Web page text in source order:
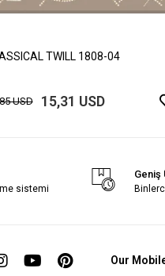
TWILL 1808-04
USD 15,31 USD
sistemi
Geniş
Our